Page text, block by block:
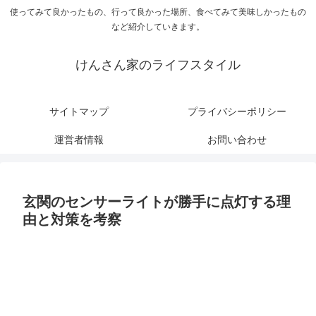
使ってみて良かったもの、行って良かった場所、食べてみて美味しかったもの
など紹介していきます。
けんさん家のライフスタイル
サイトマップ プライバシーポリシー
運営者情報 お問い合わせ
玄関のセンサーライトが勝手に点灯する理
由と対策を考察